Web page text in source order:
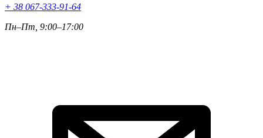
+ 38 067-333-91-64
Пн–Пт, 9:00–17:00